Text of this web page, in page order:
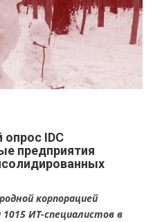
опрос IDC
предприятия
корпорацией
ИТ-специалистов в